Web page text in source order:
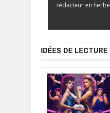
rédacteur en herbe
IDÉES DE LECTURE